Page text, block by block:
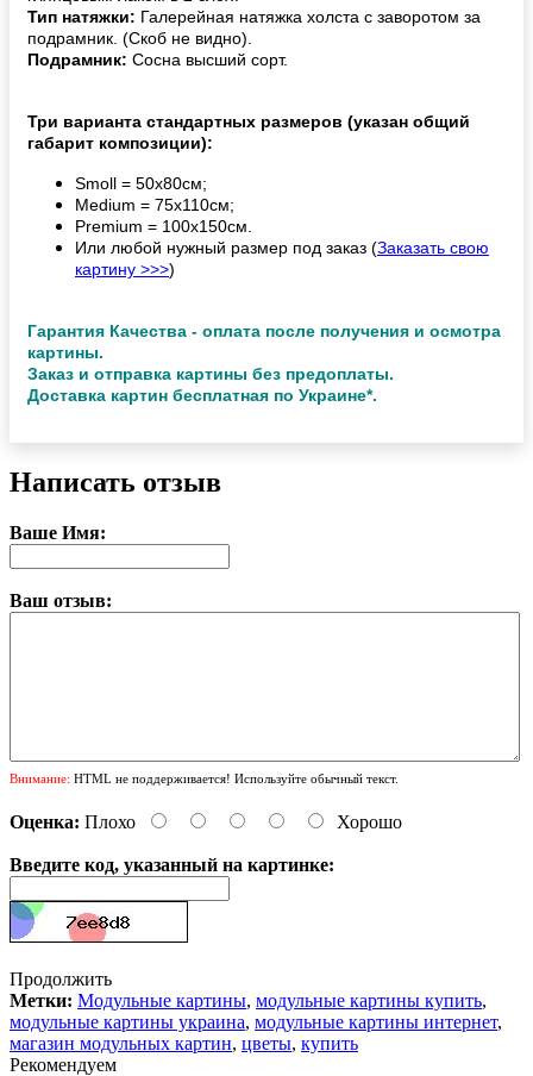
Тип натяжки: Галерейная натяжка холста с заворотом за
подрамник. (Скоб не видно).
Подрамник: Сосна высший сорт.
Три варианта стандартных размеров (указан общий
габарит композиции):
Smoll = 50х80см;
Medium = 75х110см;
Premium = 100х150см.
Или любой нужный размер под заказ (Заказать свою
картину >>>)
Гарантия Качества - оплата после получения и осмотра
картины.
Заказ и отправка картины без предоплаты.
Доставка картин бесплатная по Украине*.
Написать отзыв
Ваше Имя:
Ваш отзыв:
Внимание: HTML не поддерживается! Используйте обычный текст.
Оценка: Плохо Хорошо
Введите код, указанный на картинке:
Продолжить
Метки: Модульные картины, модульные картины купить,
модульные картины украина, модульные картины интернет,
магазин модульных картин, цветы, купить
Рекомендуем